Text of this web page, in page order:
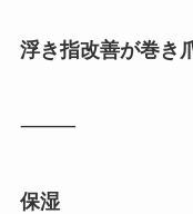
浮き指改善が巻き
⸻
保湿